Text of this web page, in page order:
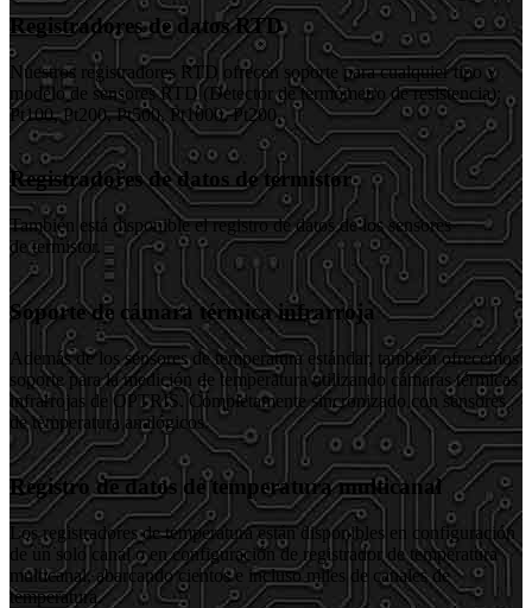
Registradores de datos RTD
Nuestros registradores RTD ofrecen soporte para cualquier tipo y
modelo de sensores RTD (Detector de termómetro de resistencia):
Pt100, Pt200, Pt500, Pt1000, Pt200.
Registradores de datos de termistor
También está disponible el registro de datos de los sensores
de termistor.
Soporte de cámara térmica infrarroja
Además de los sensores de temperatura estándar, también ofrecemos
soporte para la medición de temperatura utilizando cámaras térmicas
infrarrojas de OPTRIS. Completamente sincronizado con sensores
de temperatura analógicos.
Registro de datos de temperatura multicanal
Los registradores de temperatura están disponibles en configuración
de un solo canal o en configuración de registrador de temperatura
multicanal, abarcando cientos e incluso miles de canales de
temperatura.